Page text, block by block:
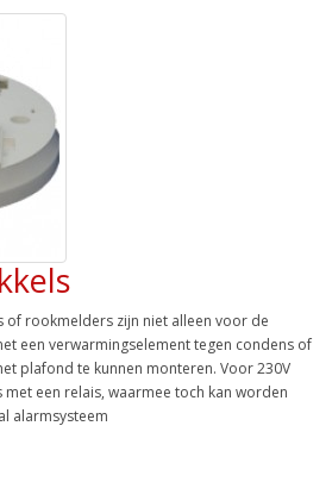
of rookmelders zijn niet alleen voor de
een verwarmingselement tegen condens of
plafond te kunnen monteren. Voor 230V
een relais, waarmee toch kan worden
alarmsysteem